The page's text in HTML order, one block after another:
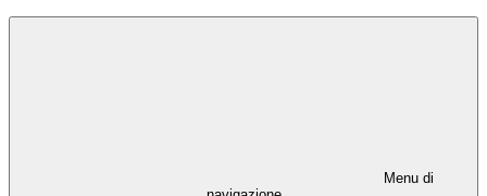
Menu di